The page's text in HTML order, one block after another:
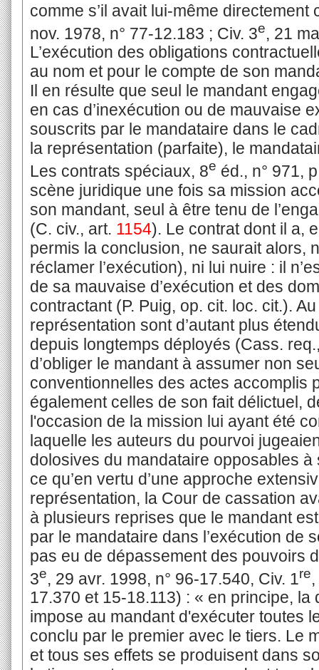
comme s’il avait lui-même directement
nov. 1978, n° 77-12.183 ; Civ. 3e, 21
L’exécution des obligations
au nom et pour le compte de son
Il en résulte que seul le mandant
en cas d’inexécution ou de mauvaise
souscrits par le mandataire dans le
la représentation (parfaite), le
Les contrats spéciaux, 8e éd., n° 971,
scène juridique une fois sa mission
son mandant, seul à être tenu de
(C. civ., art. 1154). Le contrat dont il a,
permis la conclusion, ne saurait alors,
réclamer l’exécution), ni lui nuire : il
de sa mauvaise d’exécution et des
contractant (P. Puig, op. cit. loc. cit.).
représentation sont d’autant plus
depuis longtemps déployés (Cass.
d’obliger le mandant à assumer non
conventionnelles des actes accomplis
également celles de son fait délictuel,
l'occasion de la mission lui ayant été
laquelle les auteurs du pourvoi
dolosives du mandataire opposables
ce qu’en vertu d’une approche
représentation, la Cour de cassation
à plusieurs reprises que le mandant
par le mandataire dans l’exécution de
pas eu de dépassement des pouvoirs
3e, 29 avr. 1998, n° 96-17.540, Civ. 1re
17.370 et 15-18.113) : « en principe,
impose au mandant d'exécuter toutes
conclu par le premier avec le tiers. Le
et tous ses effets se produisent dans